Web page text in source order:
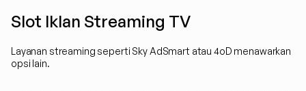
Slot Iklan Streaming TV
Layanan streaming seperti Sky AdSmart atau 4oD menawarkan
opsi lain.